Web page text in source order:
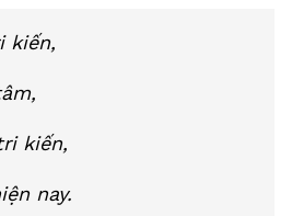
kiến,
kiến,
nay.